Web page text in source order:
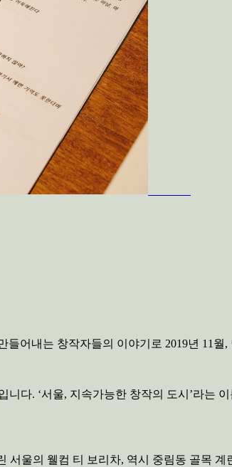
들어내는 창작자들의 이야기로 2019년 11월
니다. ‘서울, 지속가능한 창작의 도시’라는
울의 웰컴 티 보리차, 역시 중림동 골목